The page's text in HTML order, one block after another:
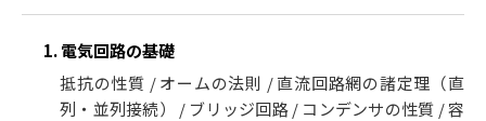
1. 電気回路の基礎
抵抗の性質 / オームの法則 / 直流回路網の諸定理（直
列・並列接続） / ブリッジ回路 / コンデンサの性質 / 容